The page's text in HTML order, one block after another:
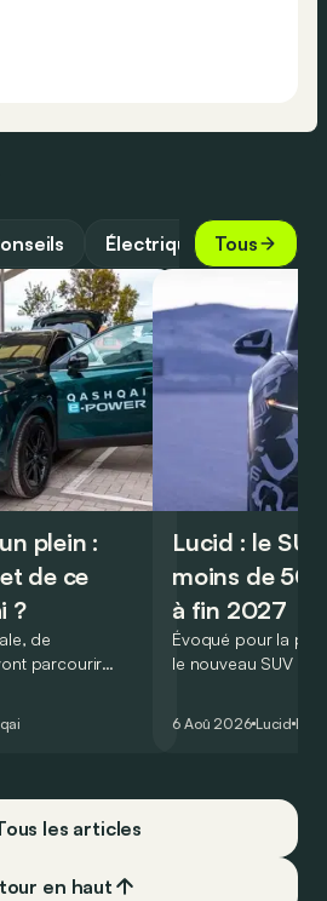
Électrique Guide
Tous
plein :
de ce
?
de
parcourir
possible de
Lucid : le
moins de
à fin 2027
Évoqué pour la
le nouveau SUV
l’année 2026.
6 Aoû 2026 Lucid
les articles
en haut